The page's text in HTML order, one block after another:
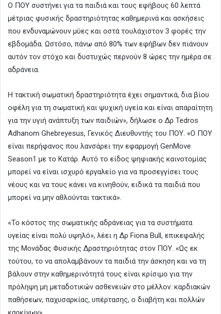
O ΠΟΥ συστήνει για τα παιδιά και τους εφήβους 60 λεπτά
μέτριας φυσικής δραστηριότητας καθημερινά και ασκήσεις
που ενδυναμώνουν μύες και οστά τουλάχιστον 3 φορές την
εβδομάδα. Ωστόσο, πάνω από 80% των εφήβων δεν πιάνουν
αυτόν τον στόχο και δυστυχώς περνούν 8 ώρες την ημέρα σε
αδράνεια.
Η τακτική σωματική δραστηριότητα έχει σημαντικά, δια βίου
οφέλη για τη σωματική και ψυχική υγεία και είναι απαραίτητη
για την υγιή ανάπτυξη των παιδιών», δήλωσε ο Δρ Tedros
Adhanom Ghebreyesus, Γενικός Διευθυντής του ΠΟΥ. «Ο ΠΟΥ
είναι περήφανος που λανσάρει την εφαρμογή GenMove
Season1 με το Κατάρ. Αυτό το είδος ψηφιακής καινοτομίας
μπορεί να είναι ισχυρό εργαλείο για να προσεγγίσει τους
νέους και να τους κάνει να κινηθούν, ειδικά τα παιδιά που
μπορεί να μην αθλούνται τακτικά».
«Το κόστος της σωματικής αδράνειας για τα συστήματα
υγείας είναι πολύ υψηλό», λέει η Δρ Fiona Bull, επικεφαλής
της Μονάδας Φυσικής Δραστηριότητας στον ΠΟΥ. «Ως εκ
τούτου, το να απολαμβάνουν τα παιδιά την άσκηση και να τη
βάλουν στην καθημερινότητά τους είναι κρίσιμο για την
πρόληψη μη μεταδοτικών ασθενειών στο μέλλον: καρδιακών
παθήσεων, παχυσαρκίας, υπέρτασης, ο διαβήτη και πολλών